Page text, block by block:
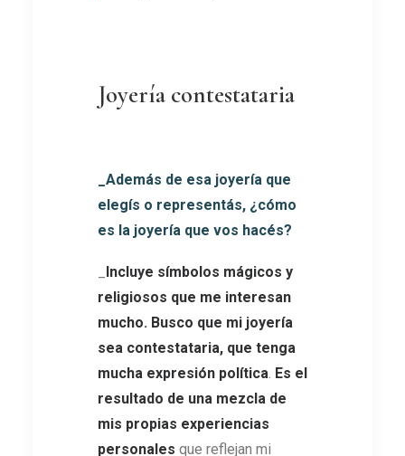
Joyería contestataria
_Además de esa joyería que
elegís o representás, ¿cómo
es la joyería que vos hacés?
Incluye símbolos mágicos y
religiosos que me interesan
mucho. Busco que mi joyería
sea contestataria, que tenga
mucha expresión política. Es el
resultado de una mezcla de
mis propias experiencias
personales que reflejan mi